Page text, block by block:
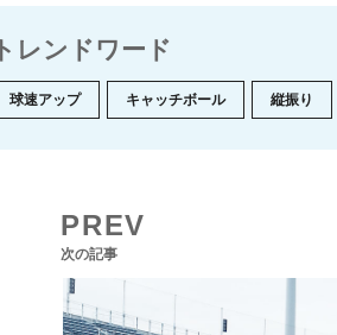
トレンドワード
球速アップ キャッチボール 縦振り
PREV
次の記事